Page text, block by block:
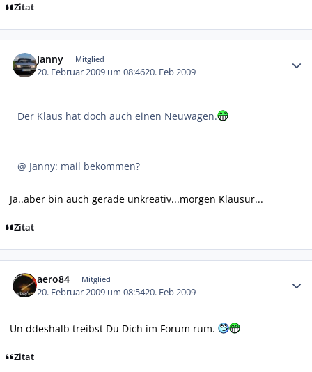
Zitat
Janny Mitglied
20. Februar 2009 um 08:4620. Feb 2009
Der Klaus hat doch auch einen Neuwagen.
@ Janny: mail bekommen?
Ja..aber bin auch gerade unkreativ...morgen Klausur...
Zitat
aero84 Mitglied
20. Februar 2009 um 08:5420. Feb 2009
Un ddeshalb treibst Du Dich im Forum rum.
Zitat